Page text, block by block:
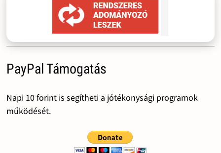
PayPal Támogatás
Napi 10 forint is segítheti a jótékonysági programok
működését.